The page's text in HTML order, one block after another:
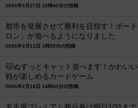
2026年3月27日 20時40分の投稿
都市を発展させて勝利を目指す！ボー
ロン」が遊べるようになりました
2026年3月11日 1時29分の投稿
🐱ぬすっとキャット遊べます！かわい
戦が楽しめるカードゲーム
2026年2月16日 14時43分の投稿